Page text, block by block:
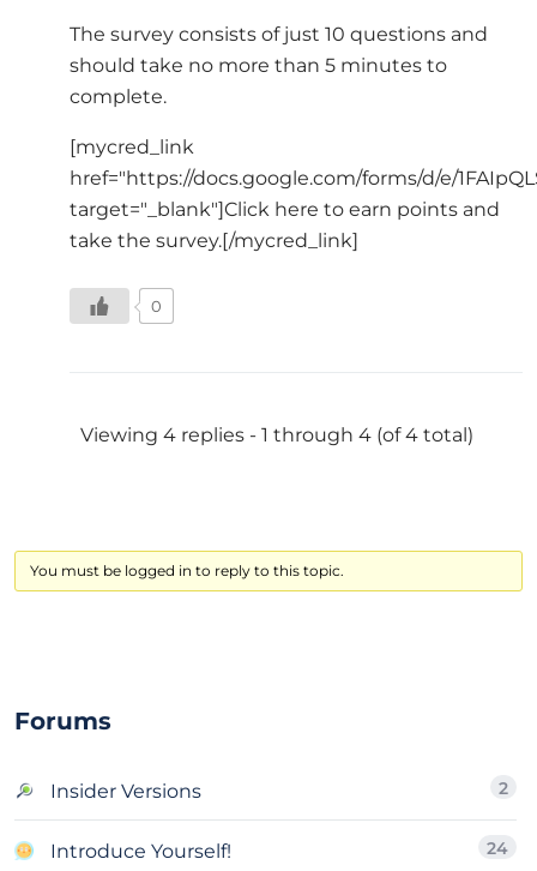
The survey consists of just 10 questions and
should take no more than 5 minutes to
complete.
[mycred_link
href="https://docs.google.com/forms/d/e/
target="_blank"]Click here to earn points and
take the survey.[/mycred_link]
0
Viewing 4 replies - 1 through 4 (of 4 total)
You must be logged in to reply to this topic.
Forums
Insider Versions 2
Introduce Yourself! 24